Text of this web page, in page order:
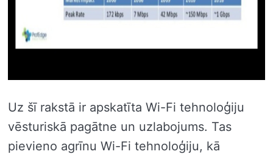
Uz šī rakstā ir apskatīta Wi-Fi tehnoloģiju
vēsturiskā pagātne un uzlabojums. Tas
pievieno agrīnu Wi-Fi tehnoloģiju, kā